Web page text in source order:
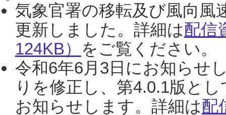
気象官署の移転及び風向風
更新しました。詳細は配信
124KB） をご覧ください。
令和6年6月3日にお知らせ
りを修正し、第4.0.1版と
お知らせします。詳細は配